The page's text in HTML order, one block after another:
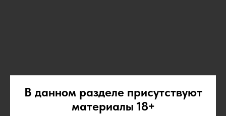
В данном разделе присутствуют
материалы 18+